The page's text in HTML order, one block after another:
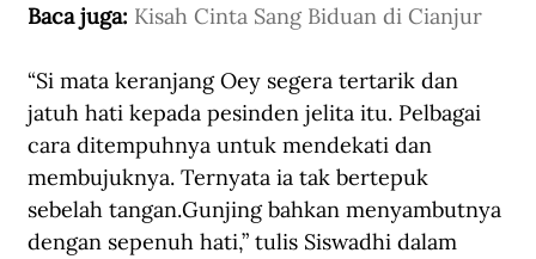
Baca juga: Kisah Cinta Sang Biduan di Cianjur
“Si mata keranjang Oey segera tertarik dan
jatuh hati kepada pesinden jelita itu. Pelbagai
cara ditempuhnya untuk mendekati dan
membujuknya. Ternyata ia tak bertepuk
sebelah tangan.Gunjing bahkan menyambutnya
dengan sepenuh hati,” tulis Siswadhi dalam